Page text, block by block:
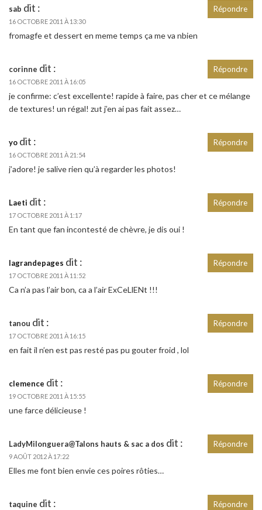
sab dit :
16 OCTOBRE 2011 À 13:30
fromagfe et dessert en meme temps ça me va nbien
Répondre
corinne dit :
16 OCTOBRE 2011 À 16:05
je confirme: c’est excellente! rapide à faire, pas cher et ce mélange
de textures! un régal! zut j’en ai pas fait assez…
Répondre
yo dit :
16 OCTOBRE 2011 À 21:54
j’adore! je salive rien qu’à regarder les photos!
Répondre
Laeti dit :
17 OCTOBRE 2011 À 1:17
En tant que fan incontesté de chèvre, je dis oui !
Répondre
lagrandepages dit :
17 OCTOBRE 2011 À 11:52
Ca n’a pas l’air bon, ca a l’air ExCeLlENt !!!
Répondre
tanou dit :
17 OCTOBRE 2011 À 16:15
en fait il n’en est pas resté pas pu gouter froid , lol
Répondre
clemence dit :
19 OCTOBRE 2011 À 15:55
une farce délicieuse !
Répondre
LadyMilonguera@Talons hauts & sac a dos dit :
9 AOÛT 2012 À 17:22
Elles me font bien envie ces poires rôties…
Répondre
taquine dit : Répondre